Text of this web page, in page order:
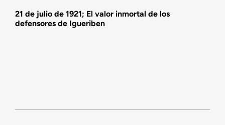
21 de julio de 1921; El valor inmortal de los
defensores de Igueriben